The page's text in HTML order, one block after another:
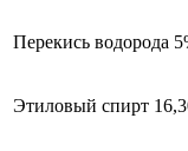
Перекись водорода
Этиловый спирт